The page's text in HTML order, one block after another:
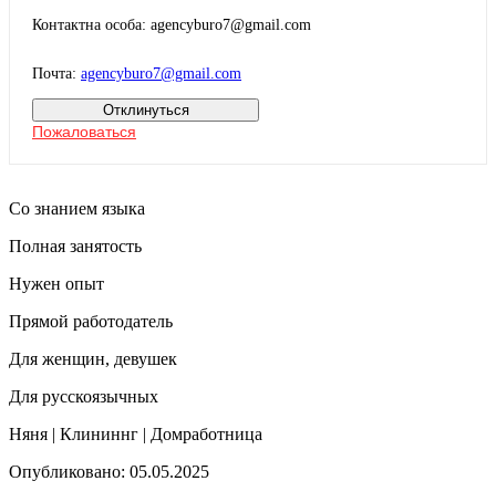
Контактна особа: agencyburo7@gmail.com
Почта: agencyburo7@gmail.com
Отклинуться
Пожаловаться
Со знанием языка
Полная занятость
Нужен опыт
Прямой работодатель
Для женщин, девушек
Для русскоязычных
Няня | Клининнг | Домработница
Опубликовано: 05.05.2025